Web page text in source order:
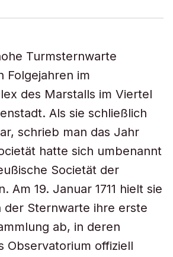
Turmsternwarte
Folgejahren im
des Marstalls im Viertel
Als sie schließlich
schrieb man das Jahr
hatte sich umbenannt
Societät der
Am 19. Januar 1711 hielt sie
der Sternwarte ihre erste
ab, in deren
Observatorium offiziell